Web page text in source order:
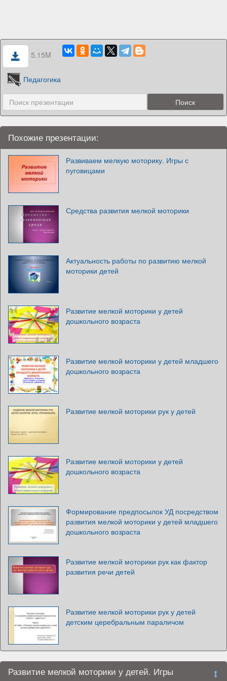
5.15M
Педагогика
Похожие презентации:
Развиваем мелкую моторику. Игры с
пуговицами
Средства развития мелкой моторики
Актуальность работы по развитию мелкой
моторики детей
Развитие мелкой моторики у детей
дошкольного возраста
Развитие мелкой моторики у детей младшего
дошкольного возраста
Развитие мелкой моторики рук у детей
Развитие мелкой моторики у детей
дошкольного возраста
Формирование предпосылок УД посредством
развития мелкой моторики у детей младшего
дошкольного возраста
Развитие мелкой моторики рук как фактор
развития речи детей
Развитие мелкой моторики рук у детей
детским церебральным параличом
Развитие мелкой моторики у детей. Игры